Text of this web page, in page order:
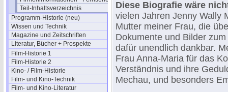
Teil-Inhaltsverzeichnis
Programm-Historie (neu)
Wissen und Technik
Magazine und Zeitschriften
Literatur, Bücher + Prospekte
Film-Historie 1
Film-Historie 2
Kino- / Film-Historie
Film- und Kino-Technik
Film- und Kino-Literatur
Diese Biografie wäre
vielen Jahren Jenny Wally
Mutter meiner Frau, die
Dokumente und Bilder
dafür unendlich dankbar.
Frau Anna-Maria für das
Verständnis und ihre
Mechau, und besonders